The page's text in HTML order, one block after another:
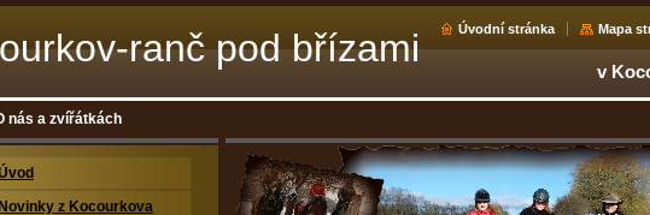
ranč pod břízami Úvodní stránka Mapa
v
nás a zvířátkách
Novinky z Kocourkova